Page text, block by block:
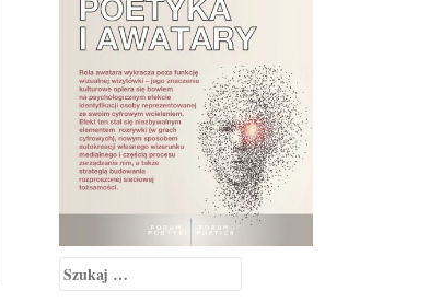
Szukaj: